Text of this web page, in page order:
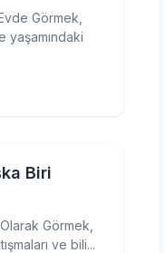
Görmek,
yaşamındaki
Biri
Görmek,
ve bili...